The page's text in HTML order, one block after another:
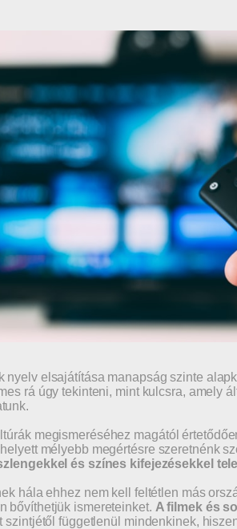
nyelv elsajátítása manapság szinte
rá úgy tekinteni, mint kulcsra, amely
megismeréséhez magától
mélyebb megértésre szeretnénk
és színes kifejezésekkel
hála ehhez nem kell feltétlen más
bővíthetjük ismereteinket. A filmek és
szintjétől függetlenül mindenkinek,